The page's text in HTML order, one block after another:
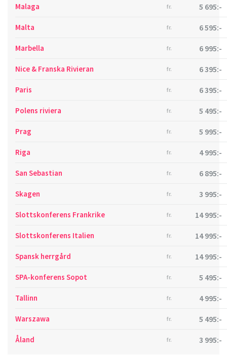
Malaga fr. 5 695:-
Malta fr. 6 595:-
Marbella fr. 6 995:-
Nice & Franska Rivieran fr. 6 395:-
Paris fr. 6 395:-
Polens riviera fr. 5 495:-
Prag fr. 5 995:-
Riga fr. 4 995:-
San Sebastian fr. 6 895:-
Skagen fr. 3 995:-
Slottskonferens Frankrike fr. 14 995:-
Slottskonferens Italien fr. 14 995:-
Spansk herrgård fr. 14 995:-
SPA-konferens Sopot fr. 5 495:-
Tallinn fr. 4 995:-
Warszawa fr. 5 495:-
Åland fr. 3 995:-